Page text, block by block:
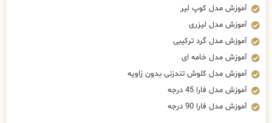
آموزش مدل کوپ لیر
آموزش مدل لیزری
آموزش مدل گرد ترکیبی
آموزش مدل خامه ای
آموزش مدل کلوش تندزنی بدون زاویه
آموزش مدل فارا 45 درجه
آموزش مدل فارا 90 درجه